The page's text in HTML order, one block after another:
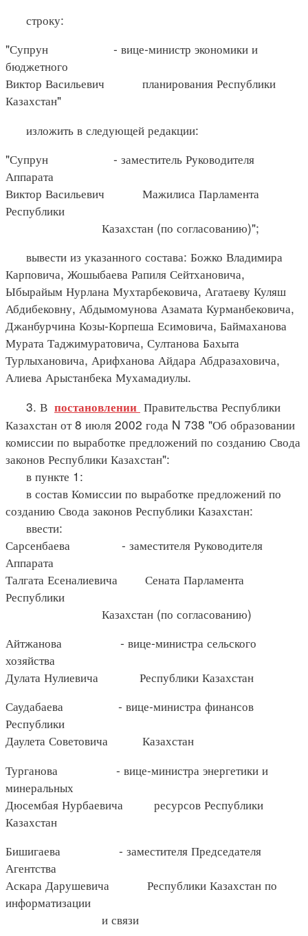
строку:
"Супрун - вице-министр экономики и
бюджетного
Виктор Васильевич планирования Республики
Казахстан"
изложить в следующей редакции:
"Супрун - заместитель Руководителя
Аппарата
Виктор Васильевич Мажилиса Парламента
Республики
Казахстан (по согласованию)";
вывести из указанного состава: Божко Владимира
Карповича, Жошыбаева Рапиля Сейтхановича,
Ыбырайым Нурлана Мухтарбековича, Агатаеву Куляш
Абдибековну, Абдымомунова Азамата Курманбековича,
Джанбурчина Козы-Корпеша Есимовича, Баймаханова
Мурата Таджимуратовича, Султанова Бахыта
Турлыхановича, Арифханова Айдара Абдразаховича,
Алиева Арыстанбека Мухамадиулы.
3. В постановлении Правительства Республики
Казахстан от 8 июля 2002 года N 738 "Об образовании
комиссии по выработке предложений по созданию Свода
законов Республики Казахстан":
в пункте 1:
в состав Комиссии по выработке предложений по
созданию Свода законов Республики Казахстан:
ввести:
Сарсенбаева - заместителя Руководителя
Аппарата
Талгата Есеналиевича Сената Парламента
Республики
Казахстан (по согласованию)
Айтжанова - вице-министра сельского
хозяйства
Дулата Нулиевича Республики Казахстан
Саудабаева - вице-министра финансов
Республики
Даулета Советовича Казахстан
Турганова - вице-министра энергетики и
минеральных
Дюсембая Нурбаевича ресурсов Республики
Казахстан
Бишигаева - заместителя Председателя
Агентства
Аскара Дарушевича Республики Казахстан по
информатизации
и связи